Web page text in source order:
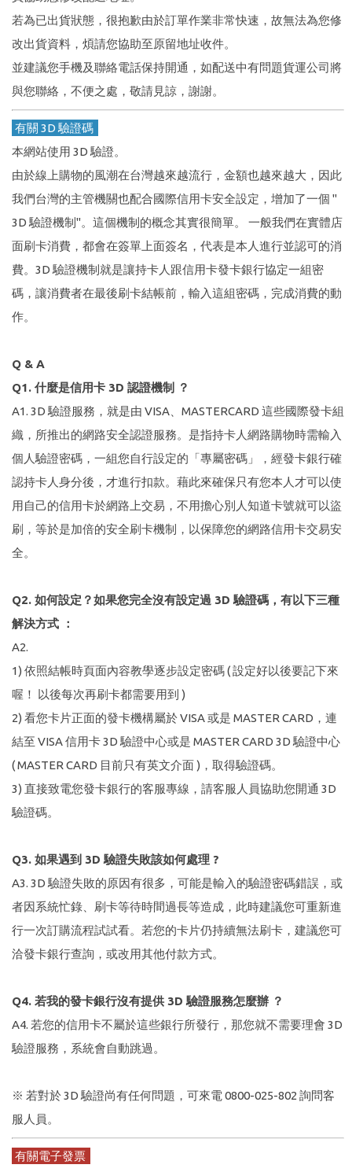
若為已出貨狀態，很抱歉由於訂單作業非常快速，故無法為您修
改出貨資料，煩請您協助至原留地址收件。
並建議您手機及聯絡電話保持開通，如配送中有問題貨運公司將
與您聯絡，不便之處，敬請見諒，謝謝。
有關 3D 驗證碼
本網站使用 3D 驗證。
由於線上購物的風潮在台灣越來越流行，金額也越來越大，因此
我們台灣的主管機關也配合國際信用卡安全設定，增加了一個 "
3D 驗證機制"。這個機制的概念其實很簡單。 一般我們在實體店
面刷卡消費，都會在簽單上面簽名，代表是本人進行並認可的消
費。3D 驗證機制就是讓持卡人跟信用卡發卡銀行協定一組密
碼，讓消費者在最後刷卡結帳前，輸入這組密碼，完成消費的動
作。
Q & A
Q1. 什麼是信用卡 3D 認證機制 ？
A1. 3D 驗證服務，就是由 VISA、MASTERCARD 這些國際發卡組
織，所推出的網路安全認證服務。是指持卡人網路購物時需輸入
個人驗證密碼，一組您自行設定的「專屬密碼」，經發卡銀行確
認持卡人身分後，才進行扣款。藉此來確保只有您本人才可以使
用自己的信用卡於網路上交易，不用擔心別人知道卡號就可以盜
刷，等於是加倍的安全刷卡機制，以保障您的網路信用卡交易安
全。
Q2. 如何設定？如果您完全沒有設定過 3D 驗證碼，有以下三種
解決方式 ：
A2.
1) 依照結帳時頁面內容教學逐步設定密碼 ( 設定好以後要記下來
喔！ 以後每次再刷卡都需要用到 )
2) 看您卡片正面的發卡機構屬於 VISA 或是 MASTER CARD，連
結至 VISA 信用卡 3D 驗證中心或是 MASTER CARD 3D 驗證中心
( MASTER CARD 目前只有英文介面 )，取得驗證碼。
3) 直接致電您發卡銀行的客服專線，請客服人員協助您開通 3D
驗證碼。
Q3. 如果遇到 3D 驗證失敗該如何處理 ?
A3. 3D 驗證失敗的原因有很多，可能是輸入的驗證密碼錯誤，或
者因系統忙錄、刷卡等待時間過長等造成，此時建議您可重新進
行一次訂購流程試試看。若您的卡片仍持續無法刷卡，建議您可
洽發卡銀行查詢，或改用其他付款方式。
Q4. 若我的發卡銀行沒有提供 3D 驗證服務怎麼辦 ？
A4. 若您的信用卡不屬於這些銀行所發行，那您就不需要理會 3D
驗證服務，系統會自動跳過。
※ 若對於 3D 驗證尚有任何問題，可來電 0800-025-802 詢問客
服人員。
有關電子發票